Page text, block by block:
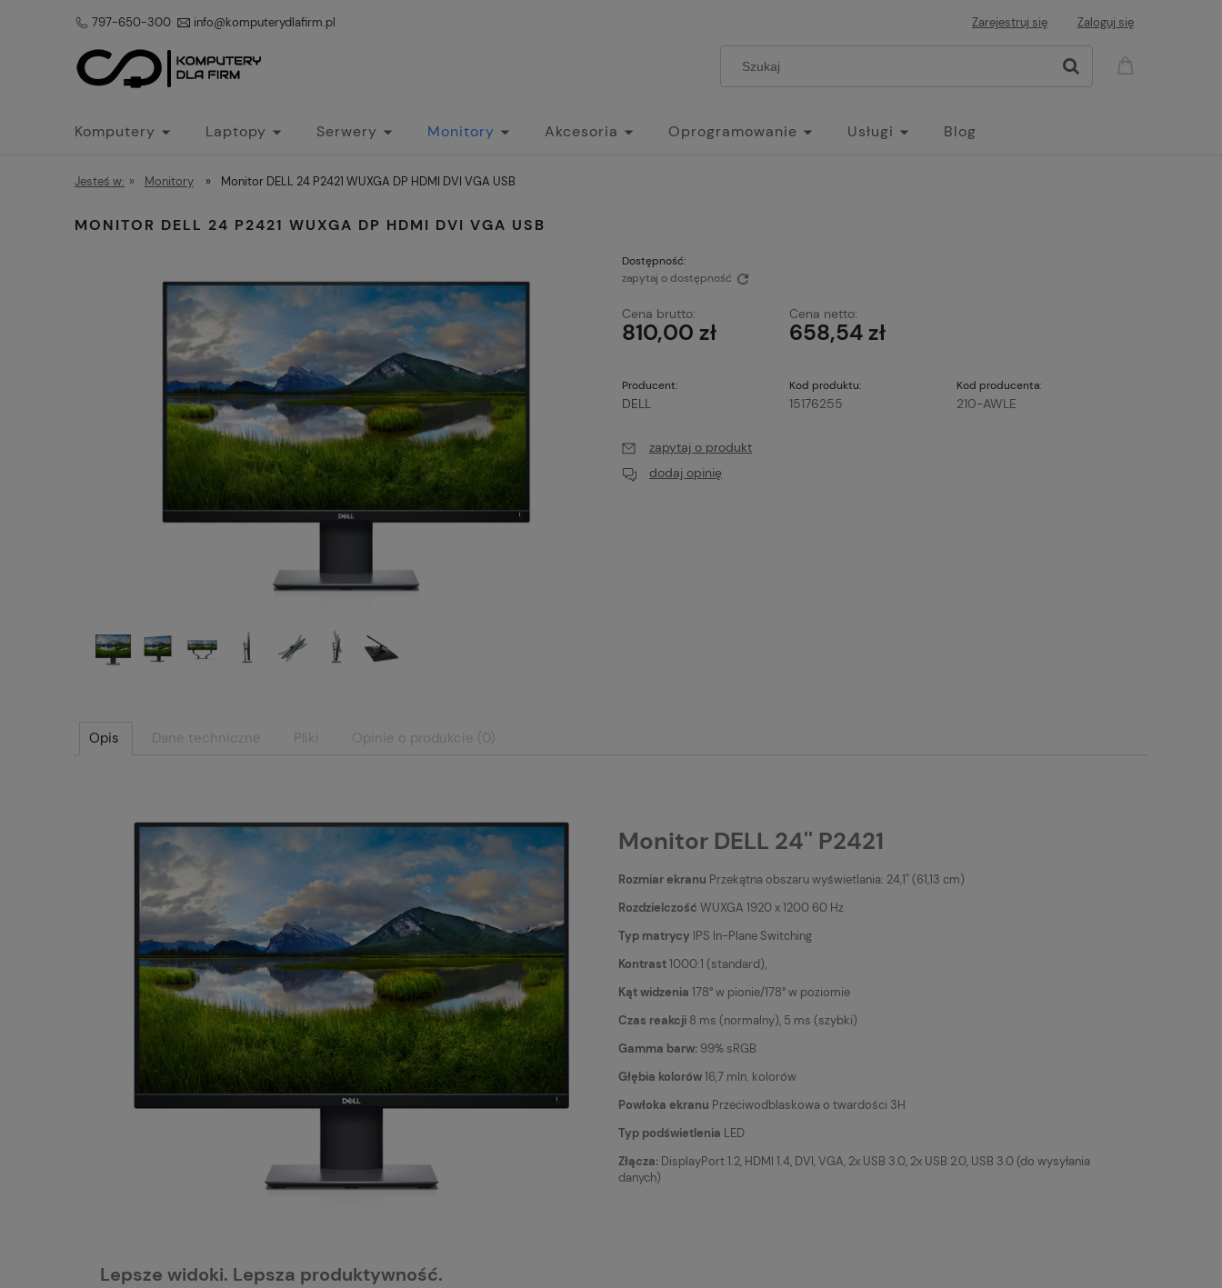
797-650-300 info@komputerydlafirm.pl Zarejestruj się Zaloguj się
Komputery Laptopy Serwery Monitory Akcesoria Oprogramowanie Usługi Blog
Jesteś w: » Monitory » Monitor DELL 24 P2421 WUXGA DP HDMI DVI VGA USB
MONITOR DELL 24 P2421 WUXGA DP HDMI DVI VGA USB
Dostępność:
zapytaj o dostępność
Cena brutto:
810,00 zł
Cena netto:
658,54 zł
Producent:
DELL
Kod produktu:
15176255
Kod producenta:
210-AWLE
zapytaj o produkt
dodaj opinię
Opis Dane techniczne Pliki Opinie o produkcie (0)
Monitor DELL 24'' P2421
Rozmiar ekranu Przekątna obszaru wyświetlania: 24,1'' (61,13 cm)
Rozdzielczość WUXGA 1920 x 1200 60 Hz
Typ matrycy IPS In-Plane Switching
Kontrast1000:1 (standard),
Kąt widzenia 178° w pionie/178° w poziomie
Czas reakcji 8 ms (normalny), 5 ms (szybki)
Gamma barw: 99% sRGB
Głębia kolorów16,7 mln. kolorów
Powłoka ekranu Przeciwodblaskowa o twardości 3H
Typ podświetlenia LED
Złącza: DisplayPort 1.2, HDMI 1.4, DVI, VGA, 2x USB 3.0, 2x USB 2.0, USB 3.0 (do wysyłania
danych)
Lepsze widoki. Lepsza produktywność.